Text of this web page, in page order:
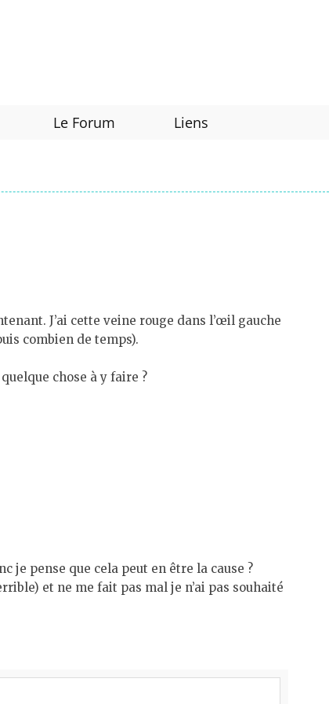
Le Forum Liens
J’ai cette veine rouge dans l’œil gauche
combien de temps).
chose à y faire ?
je pense que cela peut en être la cause ?
et ne me fait pas mal je n’ai pas souhaité